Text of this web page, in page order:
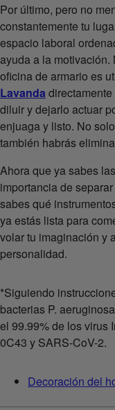
Por último, pero no
constantemente tu
espacio laboral
ayuda a la motivación.
oficina de armario es
Lavanda
diluir y dejarlo actuar
enjuaga y listo. No
también habrás
Ahora que ya sabes
importancia de
sabes qué
ya estás lista para
volar tu imaginación y
personalidad.
*Siguiendo
bacterias P.
el 99.99% de los virus
0C43 y SARS-CoV-2.
Decoración del